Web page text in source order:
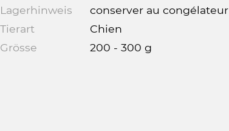
Lagerhinweis
conserver au congélateur
Tierart
Chien
Grösse
200 - 300 g